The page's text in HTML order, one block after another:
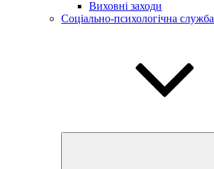
Виховні заходи
Соціально-психологічна служба